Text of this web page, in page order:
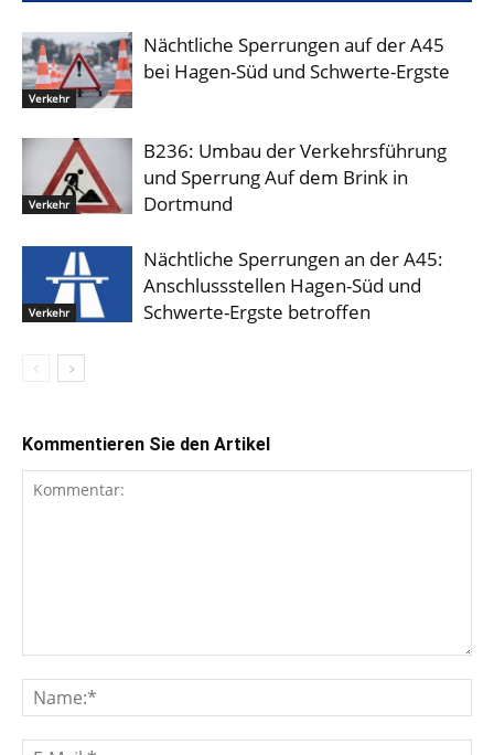
Verkehr
Nächtliche Sperrungen auf der A45
bei Hagen-Süd und Schwerte-Ergste
Verkehr
B236: Umbau der Verkehrsführung
und Sperrung Auf dem Brink in
Dortmund
Verkehr
Nächtliche Sperrungen an der A45:
Anschlussstellen Hagen-Süd und
Schwerte-Ergste betroffen
Kommentieren Sie den Artikel